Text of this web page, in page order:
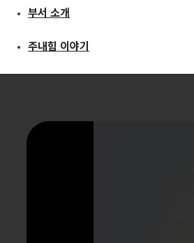
부서 소개
주내힘 이야기
부서 소개
주내힘 이야기
예수이야기46 :
말씀